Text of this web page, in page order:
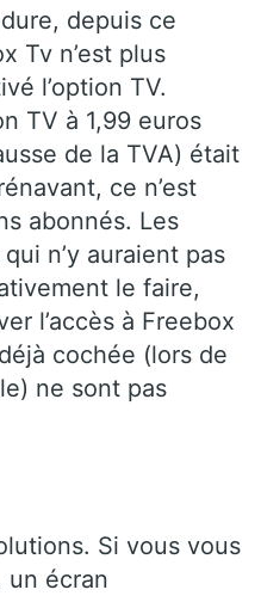
depuis ce
Tv n’est plus
l’option TV.
TV à 1,99 euros
de la TVA) était
ce n’est
abonnés. Les
n’y auraient pas
le faire,
l’accès à Freebox
cochée (lors de
ne sont pas
Si vous vous
un écran